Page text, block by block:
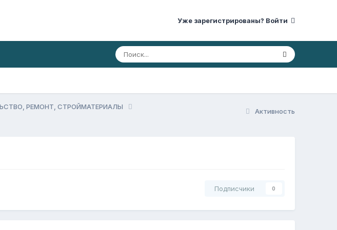
Уже зарегистрированы? Войти
Активность
РЕМОНТ, СТРОЙМАТЕРИАЛЫ
Подписчики 0